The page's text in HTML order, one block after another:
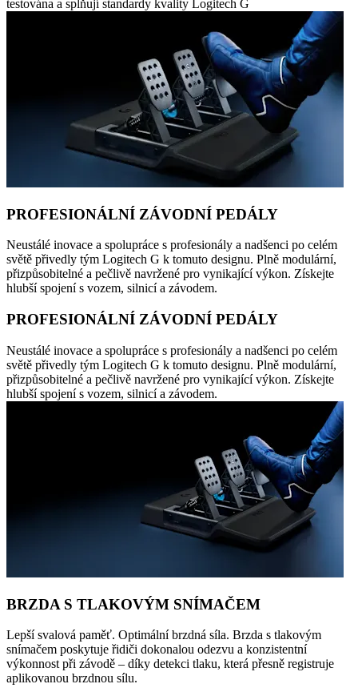
testována a splňují standardy kvality Logitech G
PROFESIONÁLNÍ ZÁVODNÍ PEDÁLY
Neustálé inovace a spolupráce s profesionály a nadšenci po celém
světě přivedly tým Logitech G k tomuto designu. Plně modulární,
přizpůsobitelné a pečlivě navržené pro vynikající výkon. Získejte
hlubší spojení s vozem, silnicí a závodem.
PROFESIONÁLNÍ ZÁVODNÍ PEDÁLY
Neustálé inovace a spolupráce s profesionály a nadšenci po celém
světě přivedly tým Logitech G k tomuto designu. Plně modulární,
přizpůsobitelné a pečlivě navržené pro vynikající výkon. Získejte
hlubší spojení s vozem, silnicí a závodem.
BRZDA S TLAKOVÝM SNÍMAČEM
Lepší svalová paměť. Optimální brzdná síla. Brzda s tlakovým
snímačem poskytuje řidiči dokonalou odezvu a konzistentní
výkonnost při závodě – díky detekci tlaku, která přesně registruje
aplikovanou brzdnou sílu.